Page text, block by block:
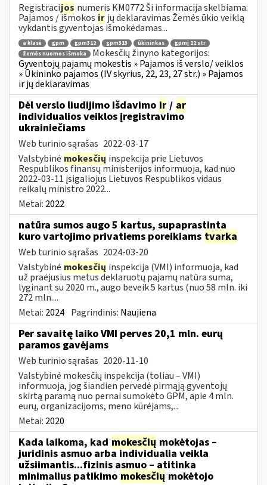
Registracijos numeris KM0772 Ši informacija skelbiama:
Pajamos / išmokos ir jų deklaravimas Žemės ūkio veiklą
vykdantis gyventojas išmokėdamas...
a klasė gpm gpm312 gpm313 ūkininkas
gpmį 22 str
žemės nuomos išmoka
Mokesčių žinyno kategorijos:
Gyventojų pajamų mokestis » Pajamos iš verslo/ veiklos
» Ūkininko pajamos (IV skyrius, 22, 23, 27 str.) » Pajamos
ir jų deklaravimas
Dėl verslo liudijimo išdavimo ir / ar
individualios veiklos įregistravimo
ukrainiečiams
Web turinio sąrašas 2022-03-17
Valstybinė mokesčių inspekcija prie Lietuvos
Respublikos finansų ministerijos informuoja, kad nuo
2022-03-11 įsigaliojus Lietuvos Respublikos vidaus
reikalų ministro 2022...
Metai: 2022
natūra sumos augo 5 kartus, supaprastinta
kuro vartojimo privatiems poreikiams tvarka
Web turinio sąrašas 2024-03-20
Valstybinė mokesčių inspekcija (VMI) informuoja, kad
už praėjusius metus deklaruotų pajamų natūra suma,
lyginant su 2020 m., augo beveik 5 kartus (nuo 58 mln. iki
272 mln....
Metai: 2024 Pagrindinis: Naujiena
Per savaitę laiko VMI perves 20,1 mln. eurų
paramos gavėjams
Web turinio sąrašas 2020-11-10
Valstybinė mokesčių inspekcija (toliau – VMI)
informuoja, jog šiandien pervedė pirmąją gyventojų
skirtą paramą nuo pernai sumokėto GPM, apie 4 mln.
eurų, organizacijoms, meno kūrėjams,...
Metai: 2020
Kada laikoma, kad mokesčių mokėtojas –
juridinis asmuo arba individualia veikla
užsiimantis...fizinis asmuo – atitinka
minimalius patikimo mokesčių mokėtojo